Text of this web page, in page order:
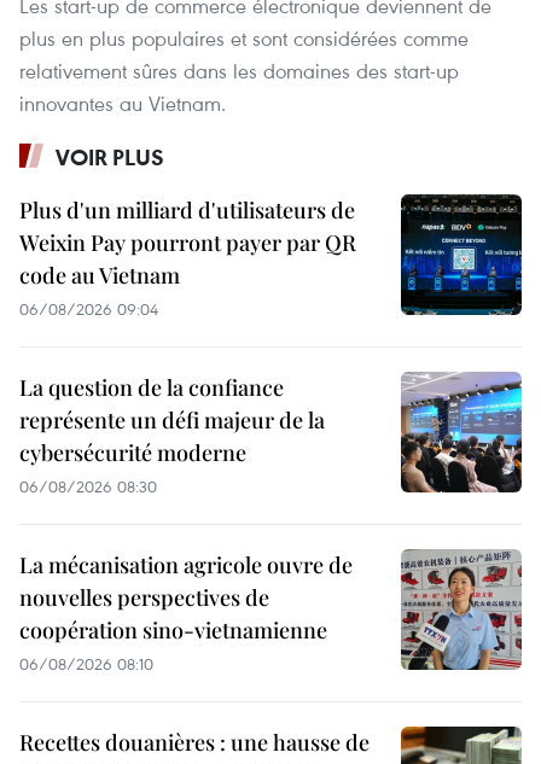
plus en plus populaires et sont considérées comme
relativement sûres dans les domaines des start-up
innovantes au Vietnam.
VOIR PLUS
Plus d'un milliard d'utilisateurs de
Weixin Pay pourront payer par QR
code au Vietnam
06/08/2026 09:04
La question de la confiance
représente un défi majeur de la
cybersécurité moderne
06/08/2026 08:30
La mécanisation agricole ouvre de
nouvelles perspectives de
coopération sino-vietnamienne
06/08/2026 08:10
Recettes douanières : une hausse de